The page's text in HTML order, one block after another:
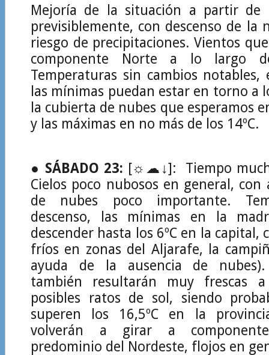
Mejoría de la situación a partir de
previsiblemente, con descenso de la
riesgo de precipitaciones. Vientos
componente Norte a lo largo
Temperaturas sin cambios notables,
las mínimas puedan estar en torno a
la cubierta de nubes que esperamos
y las máximas en no más de los 14ºC.
● SÁBADO 23: [☼☁↓]: Tiempo
Cielos poco nubosos en general,
de nubes poco importante.
descenso, las mínimas en la
descender hasta los 6ºC en la capital,
fríos en zonas del Aljarafe, la
ayuda de la ausencia de nubes).
también resultarán muy frescas
posibles ratos de sol, siendo
superen los 16,5ºC en la
volverán a girar a
predominio del Nordeste, flojos en